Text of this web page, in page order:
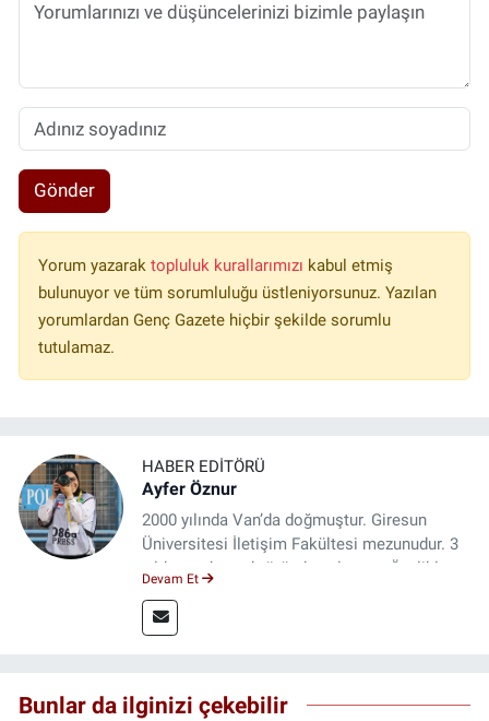
Gönder
Yorum yazarak topluluk kurallarımızı kabul etmiş
bulunuyor ve tüm sorumluluğu üstleniyorsunuz. Yazılan
yorumlardan Genç Gazete hiçbir şekilde sorumlu
tutulamaz.
HABER EDITÖRÜ
Ayfer Öznur
2000 yılında Van’da doğmuştur. Giresun
Üniversitesi İletişim Fakültesi mezunudur. 3
yıldır medya sektöründe çalışıyor. Özelikle
Devam Et
Bunlar da ilginizi çekebilir